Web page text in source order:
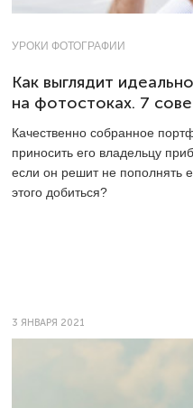
УРОКИ ФОТОГРАФИИ
Как выглядит
на фотостоках. 7
Качественно собранное
приносить его владельцу
если он решит не пополнять
этого добиться?
3 ЯНВАРЯ 2021